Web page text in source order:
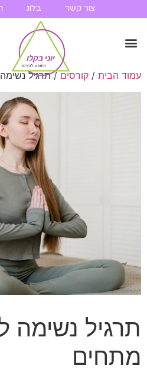
צור קשר בלוג
עמוד הבית / קורסים/ תרגיל
תרגיל
מתחים